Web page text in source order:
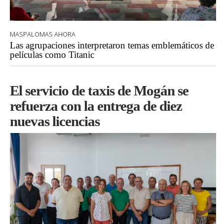
MASPALOMAS AHORA
Las agrupaciones interpretaron temas emblemáticos de
películas como Titanic
El servicio de taxis de Mogán se
refuerza con la entrega de diez
nuevas licencias